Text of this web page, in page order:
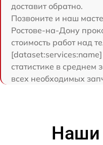
доставит обратно.
Позвоните и наш
Ростове-на-Дону
стоимость работ над
статистике в
всех необходимых
Наши